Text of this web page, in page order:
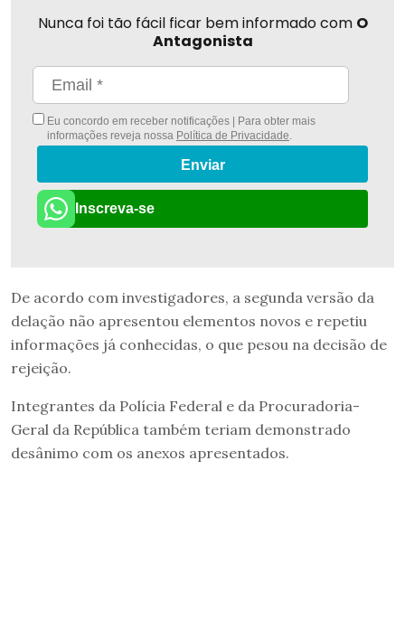
Nunca foi tão fácil ficar bem informado com O
Antagonista
Eu concordo em receber notificações | Para obter mais
informações reveja nossa Política de Privacidade.
Enviar
Inscreva-se
De acordo com investigadores, a segunda versão da
delação não apresentou elementos novos e repetiu
informações já conhecidas, o que pesou na decisão de
rejeição.
Integrantes da Polícia Federal e da Procuradoria-
Geral da República também teriam demonstrado
desânimo com os anexos apresentados.